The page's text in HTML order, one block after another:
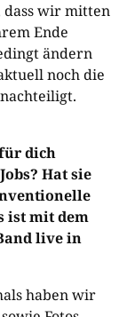
dass wir mitten
Ende
ändern
noch die
dich
Hat sie
ist mit dem
live in
haben wir